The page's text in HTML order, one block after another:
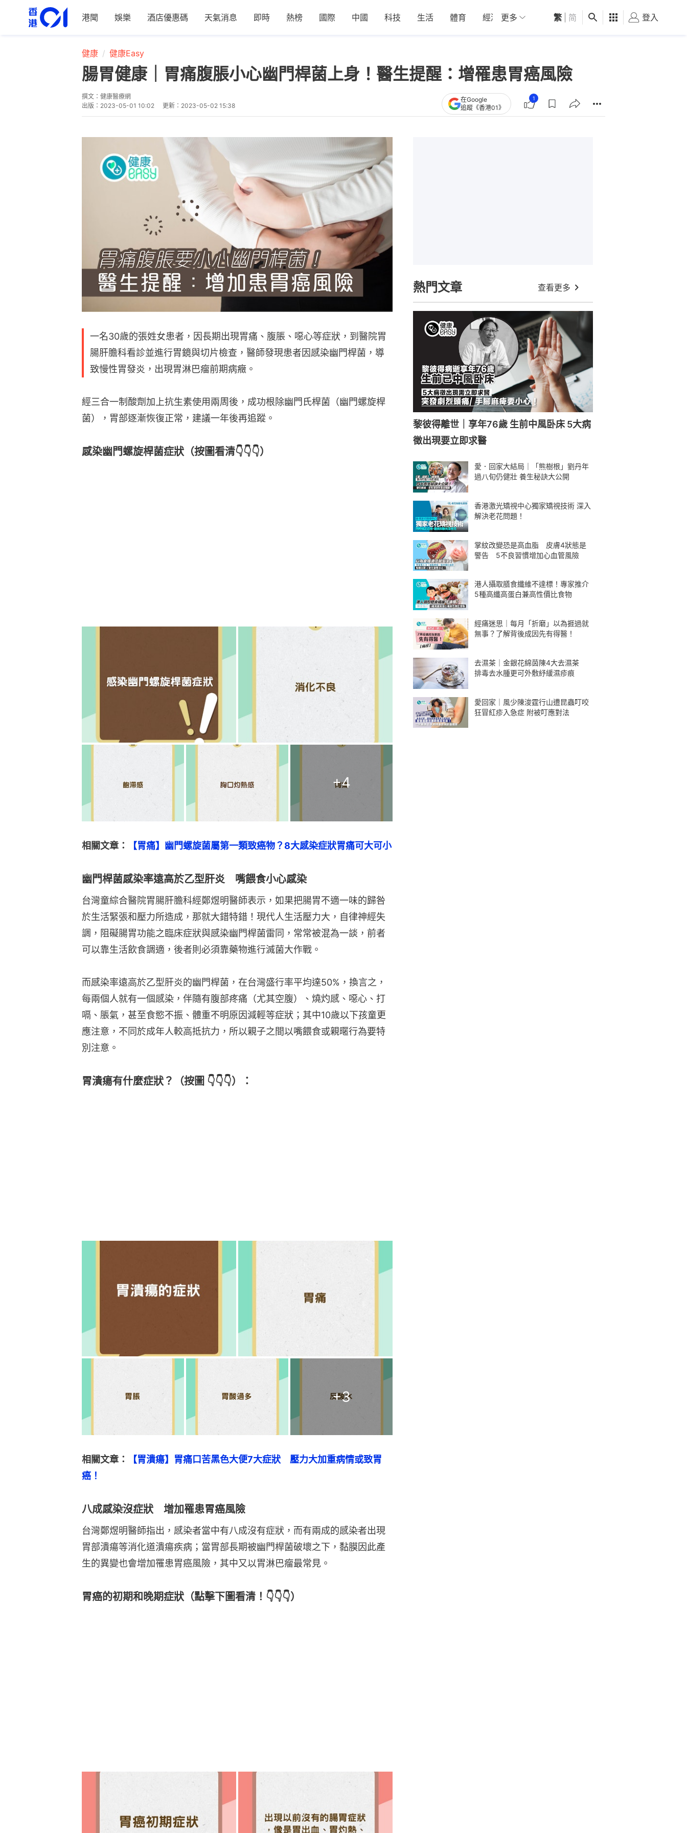
港聞 娛樂 酒店優惠碼 天氣消息 即時 熱榜 國際 中國 科技 生活 體育 經濟 01深圳 觀點 健康 好食玩飛
更多 繁 简 登入
健康 健康Easy
腸胃健康｜胃痛腹脹小心幽門桿菌上身！醫生提醒：增罹患胃癌風險
撰文： 健康醫療網
出版： 2023-05-01 10:02 更新： 2023-05-02 15:38
在Google
追蹤《香港01》
1
一名30歲的張姓女患者，因長期出現胃痛、腹脹、噁心等症狀，到醫院胃
腸肝膽科看診並進行胃鏡與切片檢查，醫師發現患者因感染幽門桿菌，導
致慢性胃發炎，出現胃淋巴瘤前期病癥。
經三合一制酸劑加上抗生素使用兩周後，成功根除幽門氏桿菌（幽門螺旋桿
菌），胃部逐漸恢復正常，建議一年後再追蹤。
感染幽門螺旋桿菌症狀（按圖看清👇👇👇）
+4
相關文章： 【胃痛】幽門螺旋菌屬第一類致癌物？8大感染症狀胃痛可大可小
幽門桿菌感染率遠高於乙型肝炎 嘴餵食小心感染
台灣童綜合醫院胃腸肝膽科經鄭煜明醫師表示，如果把腸胃不適一味的歸咎
於生活緊張和壓力所造成，那就大錯特錯！現代人生活壓力大，自律神經失
調，阻礙腸胃功能之臨床症狀與感染幽門桿菌雷同，常常被混為一談，前者
可以靠生活飲食調適，後者則必須靠藥物進行滅菌大作戰。
而感染率遠高於乙型肝炎的幽門桿菌，在台灣盛行率平均達50%，換言之，
每兩個人就有一個感染，伴隨有腹部疼痛（尤其空腹）、燒灼感、噁心、打
嗝、脹氣，甚至食慾不振、體重不明原因減輕等症狀；其中10歲以下孩童更
應注意，不同於成年人較高抵抗力，所以親子之間以嘴餵食或親暱行為要特
別注意。
胃潰瘍有什麼症狀？（按圖 👇👇👇）：
+3
相關文章：
【胃潰瘍】胃痛口苦黑色大便7大症狀　壓力大加重病情或致胃
癌！
八成感染沒症狀 增加罹患胃癌風險
台灣鄭煜明醫師指出，感染者當中有八成沒有症狀，而有兩成的感染者出現
胃部潰瘍等消化道潰瘍疾病；當胃部長期被幽門桿菌破壞之下，黏膜因此產
生的異變也會增加罹患胃癌風險，其中又以胃淋巴瘤最常見。
胃癌的初期和晚期症狀（點擊下圖看清！👇👇👇）
熱門文章 查看更多
黎彼得離世｜享年76歲 生前中風卧床 5大病
徵出現要立即求醫
愛．回家大結局｜「熊樹根」劉丹年
過八旬仍健壯 養生秘訣大公開
香港激光矯視中心獨家矯視技術 深入
解決老花問題！
掌紋改變恐是高血脂 皮膚4狀態是
警告 5不良習慣增加心血管風險
港人攝取膳食纖維不達標！專家推介
5種高纖高蛋白兼高性價比食物
經痛迷思｜每月「折磨」以為捱過就
無事？了解背後成因先有得醫！
去濕茶｜金銀花綿茵陳4大去濕茶
排毒去水腫更可外敷紓緩濕疹痕
愛回家｜風少陳浚霆行山遭昆蟲叮咬
狂冒紅疹入急症 附被叮應對法